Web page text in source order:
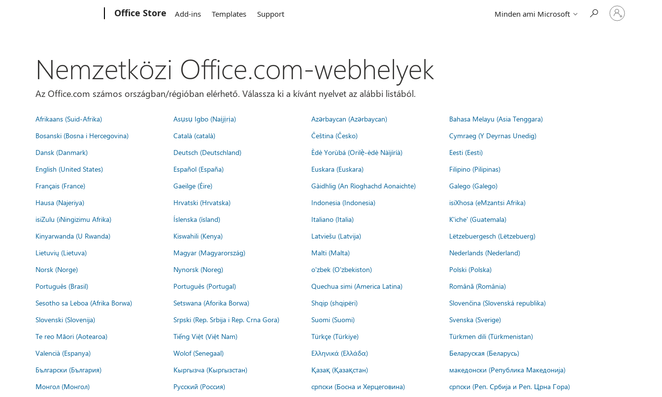
Office Store Add-ins Templates Support Minden ami Microsoft
Jelentkezzen
be
Nemzetközi Office.com-webhelyek
Az Office.com számos országban/régióban elérhető. Válassza ki a kívánt nyelvet az alábbi listából.
Afrikaans (Suid-Afrika) Asụsụ Igbo (Naịjịrịa) Azərbaycan (Azərbaycan)
Bahasa Melayu (Asia Tenggara)
Bosanski (Bosna i Hercegovina)
Català (català) Čeština (Česko)
Cymraeg (Y Deyrnas Unedig)
Dansk (Danmark)
Deutsch (Deutschland) Èdè Yorùbá (Orilẹ̀-èdè Nàìjíríà)
Eesti (Eesti)
English (United States)
Español (España) Euskara (Euskara)
Filipino (Pilipinas)
Français (France)
Gaeilge (Éire) Gàidhlig (An Rìoghachd Aonaichte)
Galego (Galego)
Hausa (Najeriya)
Hrvatski (Hrvatska) Indonesia (Indonesia)
isiXhosa (eMzantsi Afrika)
isiZulu (iNingizimu Afrika)
Íslenska (ísland) Italiano (Italia)
K'iche' (Guatemala)
Kinyarwanda (U Rwanda)
Kiswahili (Kenya) Latviešu (Latvija)
Lëtzebuergesch (Lëtzebuerg)
Lietuvių (Lietuva)
Magyar (Magyarország) Malti (Malta)
Nederlands (Nederland)
Norsk (Norge)
Nynorsk (Noreg) o'zbek (O'zbekiston)
Polski (Polska)
Português (Brasil)
Português (Portugal) Quechua simi (America Latina)
Română (România)
Sesotho sa Leboa (Afrika Borwa)
Setswana (Aforika Borwa) Shqip (shqipëri)
Slovenčina (Slovenská republika)
Slovenski (Slovenija)
Srpski (Rep. Srbija i Rep. Crna Gora) Suomi (Suomi)
Svenska (Sverige)
Te reo Māori (Aotearoa)
Tiếng Việt (Việt Nam) Türkçe (Türkiye)
Türkmen dili (Türkmenistan)
Valencià (Espanya)
Wolof (Senegaal) Ελληνικά (Ελλάδα)
Беларуская (Беларусь)
Български (България)
Кыргызча (Кыргызстан) Қазақ (Қазақстан)
македонски (Република Македонија)
Монгол (Монгол)
Русский (Россия) српски (Босна и Херцеговина)
српски (Реп. Србија и Реп. Црна Гора)